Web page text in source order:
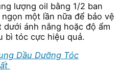
lượng oil bằng 1/2 ban
một lần nữa để bảo vệ
ánh nắng hoặc độ ẩm
bì tóc cực hiệu quả.
Dầu Dưỡng Tóc